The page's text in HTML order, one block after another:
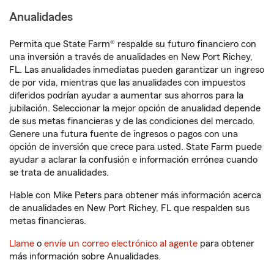
Anualidades
Permita que State Farm® respalde su futuro financiero con
una inversión a través de anualidades en New Port Richey,
FL. Las anualidades inmediatas pueden garantizar un ingreso
de por vida, mientras que las anualidades con impuestos
diferidos podrían ayudar a aumentar sus ahorros para la
jubilación. Seleccionar la mejor opción de anualidad depende
de sus metas financieras y de las condiciones del mercado.
Genere una futura fuente de ingresos o pagos con una
opción de inversión que crece para usted. State Farm puede
ayudar a aclarar la confusión e información errónea cuando
se trata de anualidades.
Hable con Mike Peters para obtener más información acerca
de anualidades en New Port Richey, FL que respalden sus
metas financieras.
Llame o envíe un correo electrónico al agente para obtener
más información sobre Anualidades.